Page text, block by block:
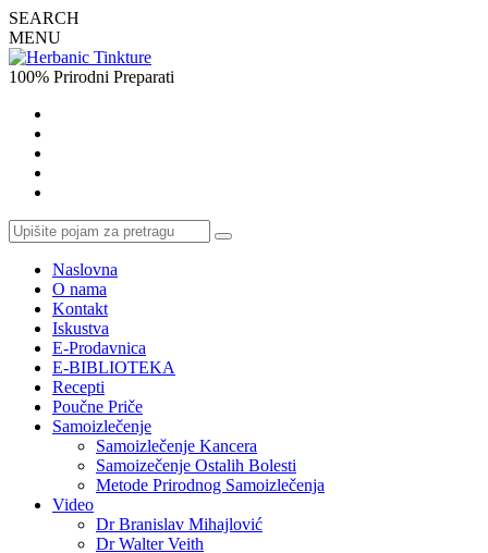
SEARCH
MENU
100% Prirodni Preparati
Naslovna
O nama
Kontakt
Iskustva
E-Prodavnica
E-BIBLIOTEKA
Recepti
Poučne Priče
Samoizlečenje
Samoizlečenje Kancera
Samoizečenje Ostalih Bolesti
Metode Prirodnog Samoizlečenja
Video
Dr Branislav Mihajlović
Dr Walter Veith